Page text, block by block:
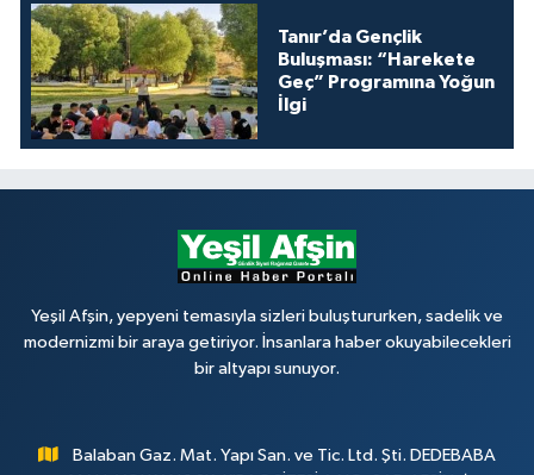
Tanır’da Gençlik
Buluşması: “Harekete
Geç” Programına Yoğun
İlgi
Yeşil Afşin, yepyeni temasıyla sizleri buluştururken, sadelik ve
modernizmi bir araya getiriyor. İnsanlara haber okuyabilecekleri
bir altyapı sunuyor.
Balaban Gaz. Mat. Yapı San. ve Tic. Ltd. Şti. DEDEBABA